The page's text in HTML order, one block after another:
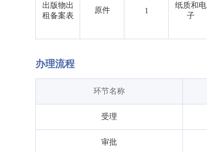
出版物出
租备案表
原件 1
纸质和电
子
办理流程
环节名称
受理
审批